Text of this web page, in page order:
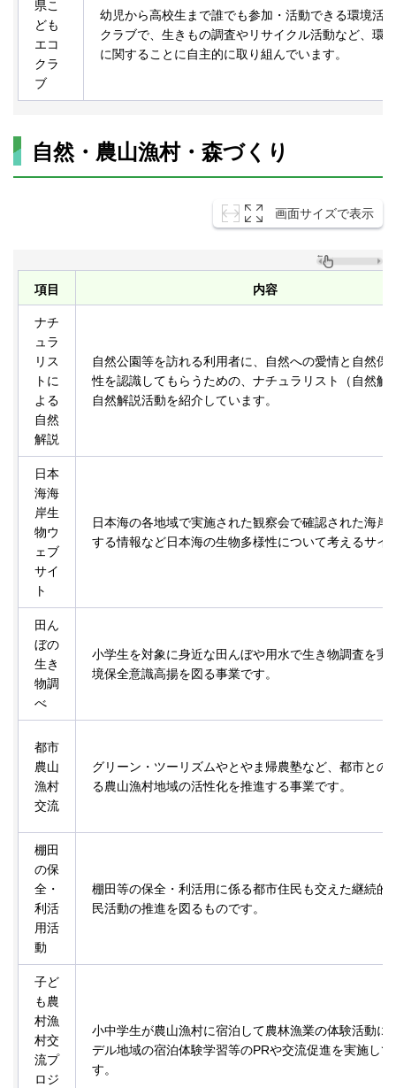
県こ
ども
エコ
クラ
ブ
幼児から高校生まで誰でも参加・活動できる環境活動
クラブで、生きもの調査やリサイクル活動など、環境
に関することに自主的に取り組んでいます。
自然・農山漁村・森づくり
画面サイズで表示
項目 内容
ナチ
ュラ
リス
トに
よる
自然
解説
自然公園等を訪れる利用者に、自然への愛情と自然保
性を認識してもらうための、ナチュラリスト（自然解
自然解説活動を紹介しています。
日本
海海
岸生
物ウ
ェブ
サイ
ト
日本海の各地域で実施された観察会で確認された海岸
する情報など日本海の生物多様性について考えるサイ
田ん
ぼの
生き
物調
べ
小学生を対象に身近な田んぼや用水で生き物調査を実
境保全意識高揚を図る事業です。
都市
農山
漁村
交流
グリーン・ツーリズムやとやま帰農塾など、都市との
る農山漁村地域の活性化を推進する事業です。
棚田
の保
全・
利活
用活
動
棚田等の保全・利活用に係る都市住民も交えた継続的
民活動の推進を図るものです。
子ど
も農
村漁
村交
流プ
ロジ
小中学生が農山漁村に宿泊して農林漁業の体験活動に
デル地域の宿泊体験学習等のPRや交流促進を実施して
す。